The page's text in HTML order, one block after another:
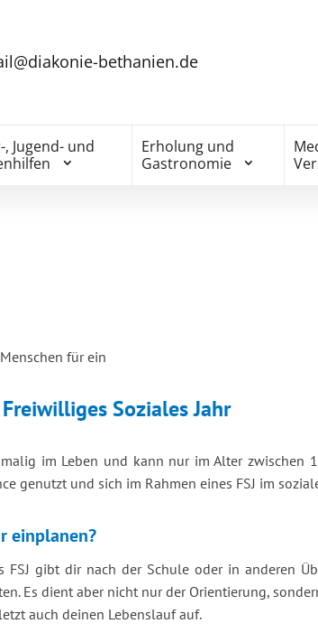
bethanien.de
Jugend- und
Erholung und
Gastronomie
für ein
Freiwilliges Soziales Jahr
im Leben und kann nur im Alter zwischen
genutzt und sich im Rahmen eines FSJ im
einplanen?
gibt dir nach der Schule oder in anderen
Es dient aber nicht nur der Orientierung,
auch deinen Lebenslauf auf.